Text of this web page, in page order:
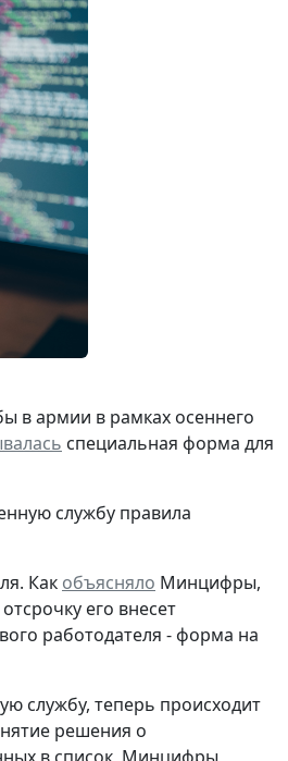
в армии в рамках осеннего
специальная форма для
службу правила
Как объясняло Минцифры,
его внесет
работодателя - форма на
службу, теперь происходит
решения о